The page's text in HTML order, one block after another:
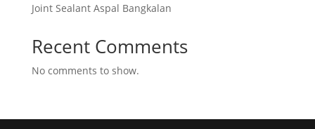
Joint Sealant Aspal Bangkalan
Recent Comments
No comments to show.